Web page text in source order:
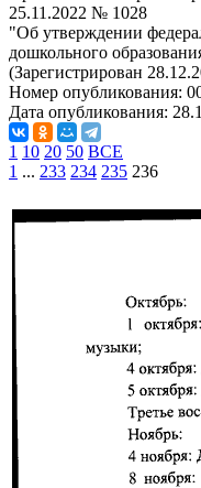
25.11.2022 № 1028
"Об утверждении
дошкольного
(Зарегистрирован
Номер опубликования:
Дата опубликования:
1 10 20 50 ВСЕ
1 ... 233 234 235 236